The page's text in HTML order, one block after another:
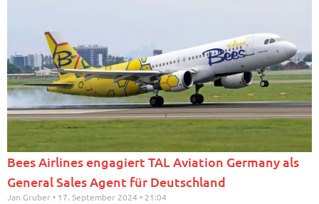
Bees Airlines engagiert TAL Aviation Germany als
General Sales Agent für Deutschland
Jan Gruber 17. September 2024 21:04